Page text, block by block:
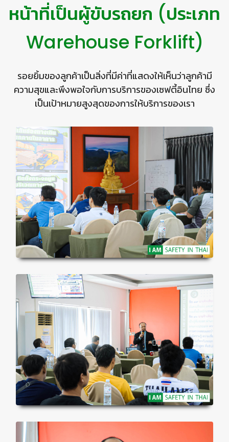
หน้าที่เป็นผู้ขับรถยก (ประเภท
Warehouse Forklift)
รอยยิ้มของลูกค้าเป็นสิ่งที่มีค่าที่แสดงให้เห็นว่าลูกค้ามี
ความสุขและพึงพอใจกับการบริการของเซฟตี้อินไทย ซึ่ง
เป็นเป้าหมายสูงสุดของการให้บริการของเรา